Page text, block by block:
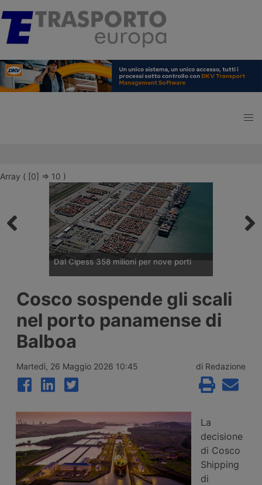
Array ( [0] => 10 )
Dal Cipess 358 milioni per nove porti
Programmazione Economica ha dato
parere favorevole a un fondo da 357,65
milioni di euro per quattordici interventi in
nove porti italiani, tra opere nuove a
Trieste, Messina e Venezia e il
rifinanziamento di progetti già avviati in
Cosco sospende gli scali
nel porto panamense di
Balboa
Martedì, 26 Maggio 2026 10:45 di Redazione
La
decisione
di Cosco
Shipping
di